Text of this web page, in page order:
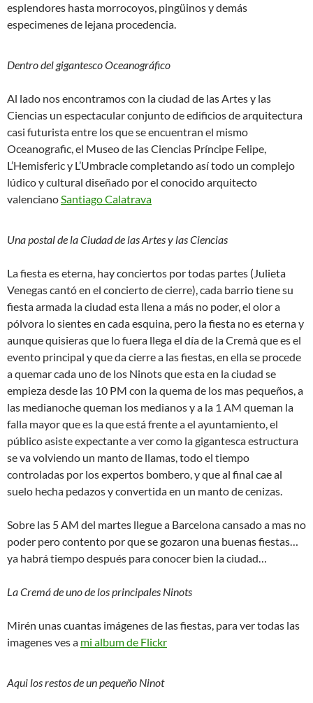
esplendores hasta morrocoyos, pingüinos y demás
especimenesde lejana procedencia.
Dentro del gigantesco Oceanográfico
Al lado nos encontramos con la ciudad de las Artes y las
Ciencias un espectacular conjunto de edificios de arquitectura
casi futurista entre los que se encuentran el mismo
Oceanografic, el Museo de las Ciencias Príncipe Felipe,
L’Hemisferic y L’Umbracle completando así todo un complejo
lúdico y cultural diseñado porel conocido arquitecto
valencianoSantiago Calatrava
Una postal de la Ciudad de las Artes y las Ciencias
La fiesta es eterna, hay conciertos por todas partes (Julieta
Venegas cantó en el concierto de cierre), cada barrio tiene su
fiesta armada la ciudad esta llenaa más no poder, el olor a
pólvora lo sientes en cada esquina, pero la fiesta no es eterna y
aunque quisieras que lo fuera llega el día de la Cremà que es el
evento principal y que da cierre a las fiestas, en ella se procede
a quemarcada uno de los Ninots que esta en la ciudad se
empieza desde las 10 PM con la quema de los mas pequeños, a
las medianoche queman los medianos ya la 1 AM queman la
falla mayor que es la que está frente a el ayuntamiento, el
público asiste expectante a ver como la gigantesca estructura
se va volviendo un manto de llamas, todo el tiempo
controladas por los expertos bombero, y que al final cae al
suelo hecha pedazos y convertida en un manto de cenizas.
Sobre las 5 AM del martes llegue a Barcelona cansado a mas no
poder pero contento por que se gozaron una buenas fiestas…
ya habrá tiempo después para conocer bien la ciudad…
La Cremá de uno de los principales Ninots
Mirén unas cuantas imágenes de las fiestas, para ver todas las
imagenes ves a mi album de Flickr
Aqui los restos de un pequeño Ninot